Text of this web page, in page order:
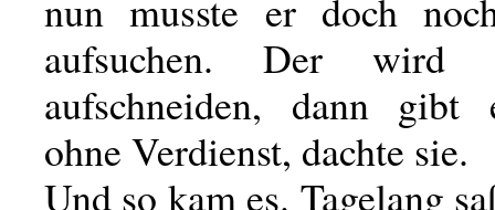
nun musste er doch
aufsuchen. Der wird
aufschneiden, dann gibt
ohne Verdienst, dachte sie.
Und so kam es. Tagelang